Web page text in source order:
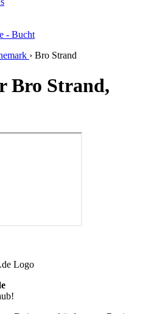
- Bucht
› Bro Strand
Bro Strand,